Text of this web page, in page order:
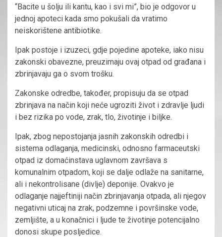
“Bacite u šolju ili kantu, kao i svi mi”, bio je odgovor u
jednoj apoteci kada smo pokušali da vratimo
neiskorištene antibiotike.
Ipak postoje i izuzeci, gdje pojedine apoteke, iako nisu
zakonski obavezne, preuzimaju ovaj otpad od građana i
zbrinjavaju ga o svom trošku.
Zakonske odredbe, također, propisuju da se otpad
zbrinjava na način koji neće ugroziti život i zdravlje ljudi
i bez rizika po vode, zrak, tlo, životinje i biljke.
Ipak, zbog nepostojanja jasnih zakonskih odredbi i
sistema odlaganja, medicinski, odnosno farmaceutski
otpad iz domaćinstava uglavnom završava s
komunalnim otpadom, koji se dalje odlaže na sanitarne,
ali i nekontrolisane (divlje) deponije. Ovakvo je
odlaganje najjeftiniji način zbrinjavanja otpada, ali njegov
negativni uticaj na zrak, podzemne i površinske vode,
zemljište, a u konačnici i ljude te životinje potencijalno
donosi skupe posljedice.